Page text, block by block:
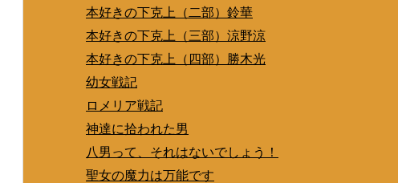
本好きの下克上（二部）鈴華
本好きの下克上（三部）涼野涼
本好きの下克上（四部）勝木光
幼女戦記
ロメリア戦記
神達に拾われた男
八男って、それはないでしょう！
聖女の魔力は万能です